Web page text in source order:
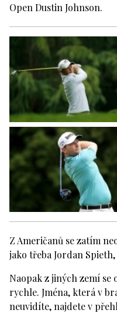
Open Dustin Johnson.
Z Američanů se zatím
jako třeba Jordan
Naopak z jiných zemí se
rychle. Jména, která v
neuvidíte, najdete v